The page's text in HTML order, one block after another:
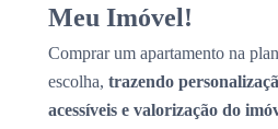
Meu Imóvel!
Comprar um apartamento na
escolha, trazendo
acessíveis e valorização do